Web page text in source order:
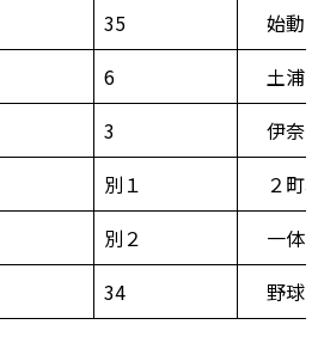
35
始動
6
土浦
3
伊奈
別１
２町
別２
一体
34 野球